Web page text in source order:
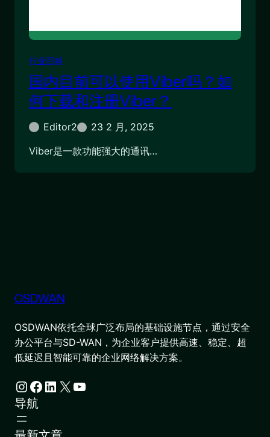
行业百科
国内目前可以使用Viber吗？如
何下载和注册Viber？
Editor2
23 2 月, 2025
Viber是一款功能强大的通讯…
OSDWAN
OSDWAN依托全球广泛布局的基础设施节点，通过安全
办公平台与SD-WAN，为企业客户提供高速、稳定、超
低延迟且智能可靠的企业网络解决方案。
Instagram Facebook LinkedIn X YouTube
导航